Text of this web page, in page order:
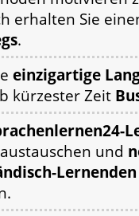
erhalten Sie
.
einzigartige
kürzester Zeit
und